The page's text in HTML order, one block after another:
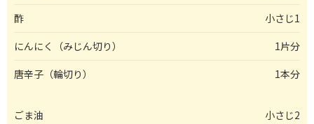
酢
小さじ1
にんにく（みじん切り）
1片分
唐辛子（輪切り）
1本分
ごま油 小さじ2